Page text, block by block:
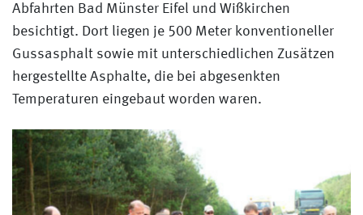
Abfahrten Bad Münster Eifel und Wißkirchen
besichtigt. Dort liegen je 500 Meter konventioneller
Gussasphalt sowie mit unterschiedlichen Zusätzen
hergestellte Asphalte, die bei abgesenkten
Temperaturen eingebaut worden waren.